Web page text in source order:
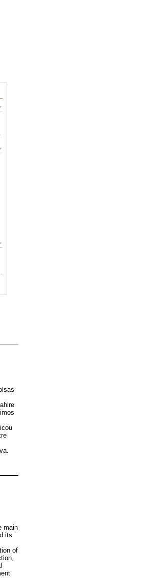
main
its
of